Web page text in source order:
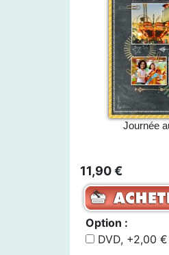
Journée
11,90 €
Option :
DVD, +2,00 €